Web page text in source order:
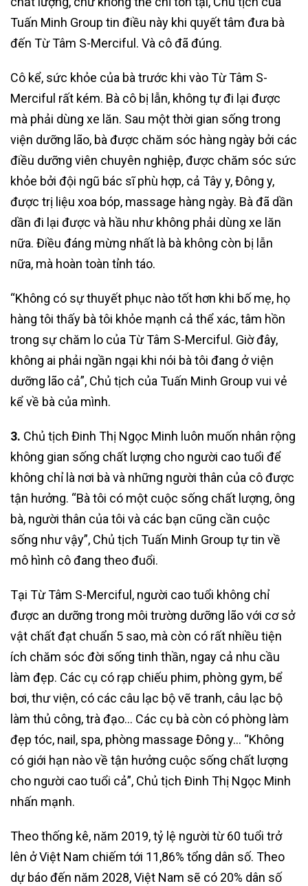
Tuấn Minh Group tin điều này khi quyết tâm đưa bà
đến Từ Tâm S-Merciful. Và cô đã đúng.
Cô kể, sức khỏe của bà trước khi vào Từ Tâm S-
Merciful rất kém. Bà cô bị lẫn, không tự đi lại được
mà phải dùng xe lăn. Sau một thời gian sống trong
viện dưỡng lão, bà được chăm sóc hàng ngày bởi các
điều dưỡng viên chuyên nghiệp, được chăm sóc sức
khỏe bởi đội ngũ bác sĩ phù hợp, cả Tây y, Đông y,
được trị liệu xoa bóp, massage hàng ngày. Bà đã dần
dần đi lại được và hầu như không phải dùng xe lăn
nữa. Điều đáng mừng nhất là bà không còn bị lẫn
nữa, mà hoàn toàn tỉnh táo.
“Không có sự thuyết phục nào tốt hơn khi bố mẹ, họ
hàng tôi thấy bà tôi khỏe mạnh cả thể xác, tâm hồn
trong sự chăm lo của Từ Tâm S-Merciful. Giờ đây,
không ai phải ngần ngại khi nói bà tôi đang ở viện
dưỡng lão cả”, Chủ tịch của Tuấn Minh Group vui vẻ
kể về bà của mình.
3. Chủ tịch Đinh Thị Ngọc Minh luôn muốn nhân rộng
không gian sống chất lượng cho người cao tuổi để
không chỉ là nơi bà và những người thân của cô được
tận hưởng. “Bà tôi có một cuộc sống chất lượng, ông
bà, người thân của tôi và các bạn cũng cần cuộc
sống như vậy”, Chủ tịch Tuấn Minh Group tự tin về
mô hình cô đang theo đuổi.
Tại Từ Tâm S-Merciful, người cao tuổi không chỉ
được an dưỡng trong môi trường dưỡng lão với cơ sở
vật chất đạt chuẩn 5 sao, mà còn có rất nhiều tiện
ích chăm sóc đời sống tinh thần, ngay cả nhu cầu
làm đẹp. Các cụ có rạp chiếu phim, phòng gym, bể
bơi, thư viện, có các câu lạc bộ vẽ tranh, câu lạc bộ
làm thủ công, trà đạo… Các cụ bà còn có phòng làm
đẹp tóc, nail, spa, phòng massage Đông y… “Không
có giới hạn nào về tận hưởng cuộc sống chất lượng
cho người cao tuổi cả”, Chủ tịch Đinh Thị Ngọc Minh
nhấn mạnh.
Theo thống kê, năm 2019, tỷ lệ người từ 60 tuổi trở
lên ở Việt Nam chiếm tới 11,86% tổng dân số. Theo
dự báo đến năm 2028, Việt Nam sẽ có 20% dân số